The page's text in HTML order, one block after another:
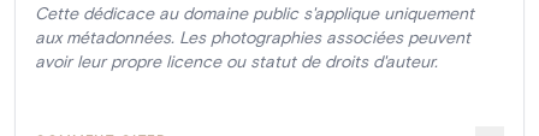
Cette dédicace au domaine public s'applique uniquement
aux métadonnées. Les photographies associées peuvent
avoir leur propre licence ou statut de droits d'auteur.